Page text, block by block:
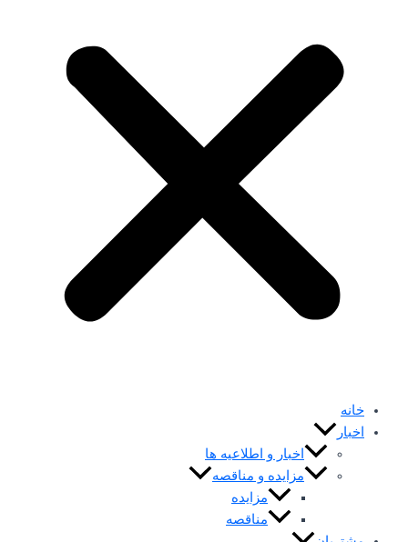
خانه
اخبار
اخبار و اطلاعیه ها
مزایده و مناقصه
مزایده
مناقصه